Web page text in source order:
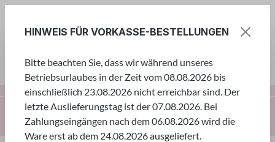
Rund um die Schule
Schultütenrohlinge
Karton rund geblebt
HINWEIS FÜR VORKASSE-BESTELLUNGEN
Bitte beachten Sie, dass wir während unseres
Betriebsurlaubes in der Zeit vom 08.08.2026 bis
einschließlich 23.08.2026 nicht erreichbar sind. Der
letzte Auslieferungstag ist der 07.08.2026. Bei
Zahlungseingängen nach dem 06.08.2026 wird die
Ware erst ab dem 24.08.2026 ausgeliefert.